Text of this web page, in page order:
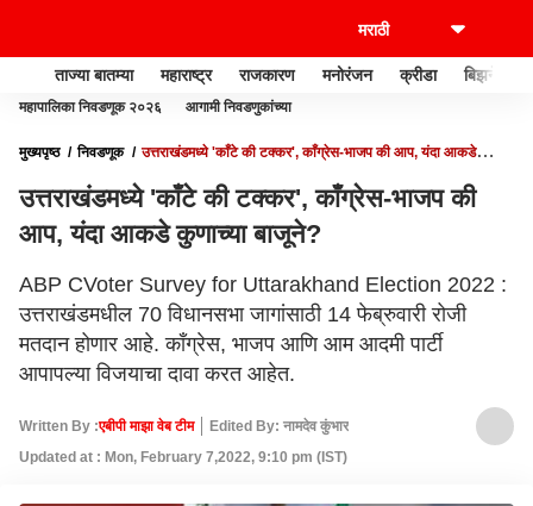
ताज्या बातम्या महाराष्ट्र राजकारण मनोरंजन क्रीडा बिझनेस
महापालिका निवडणूक २०२६ आगामी निवडणुकांच्या
मुख्यपृष्ठ निवडणूक
उत्तराखंडमध्ये 'काँटे की टक्कर', काँग्रेस-भाजप की आप, यंदा आकडे
उत्तराखंडमध्ये 'काँटे की टक्कर', काँग्रेस-भाजप की
आप, यंदा आकडे कुणाच्या बाजूने?
ABP CVoter Survey for Uttarakhand Election 2022 :
उत्तराखंडमधील 70 विधानसभा जागांसाठी 14 फेब्रुवारी रोजी
मतदान होणार आहे. काँग्रेस, भाजप आणि आम आदमी पार्टी
आपापल्या विजयाचा दावा करत आहेत.
Written By :एबीपी माझा वेब टीम
Edited By: नामदेव कुंभार
Updated at : Mon, February 7,2022, 9:10 pm (IST)